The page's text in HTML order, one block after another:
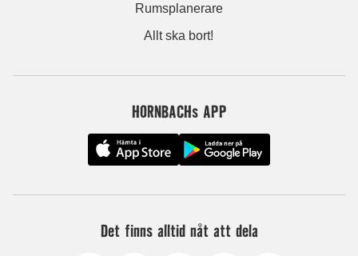
Rumsplanerare
Allt ska bort!
HORNBACHs APP
Det finns alltid nåt att dela